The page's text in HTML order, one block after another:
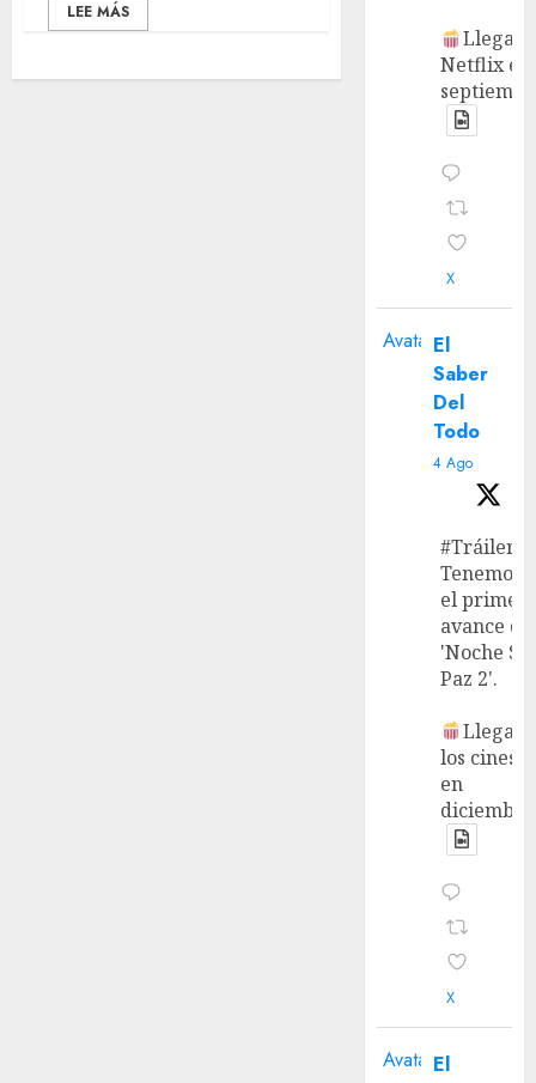
LEE MÁS
Llega a
Netflix en
X
Avatar El
Saber
Del
Todo
4 Ago
#Tráiler
Tenemos
el primer
avance de
'Noche
Paz 2'.
Llega a
los cines
en
X
Avatar El